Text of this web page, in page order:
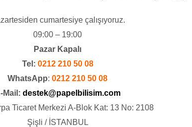
cumartesiye çalışıyoruz.
09:00 – 19:00
Pazar Kapalı
Tel: 0212 210 50 08
WhatsApp:0212 210 50 08
Mail: destek@papelbilisim.com
Ticaret Merkezi A-Blok Kat: 13 No: 2108
Şişli / İSTANBUL